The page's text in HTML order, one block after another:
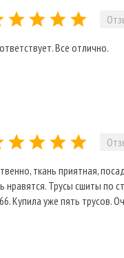
Все отлично.
ткань приятная,
нравятся. Трусы сшиты по
Купила уже пять трусов.